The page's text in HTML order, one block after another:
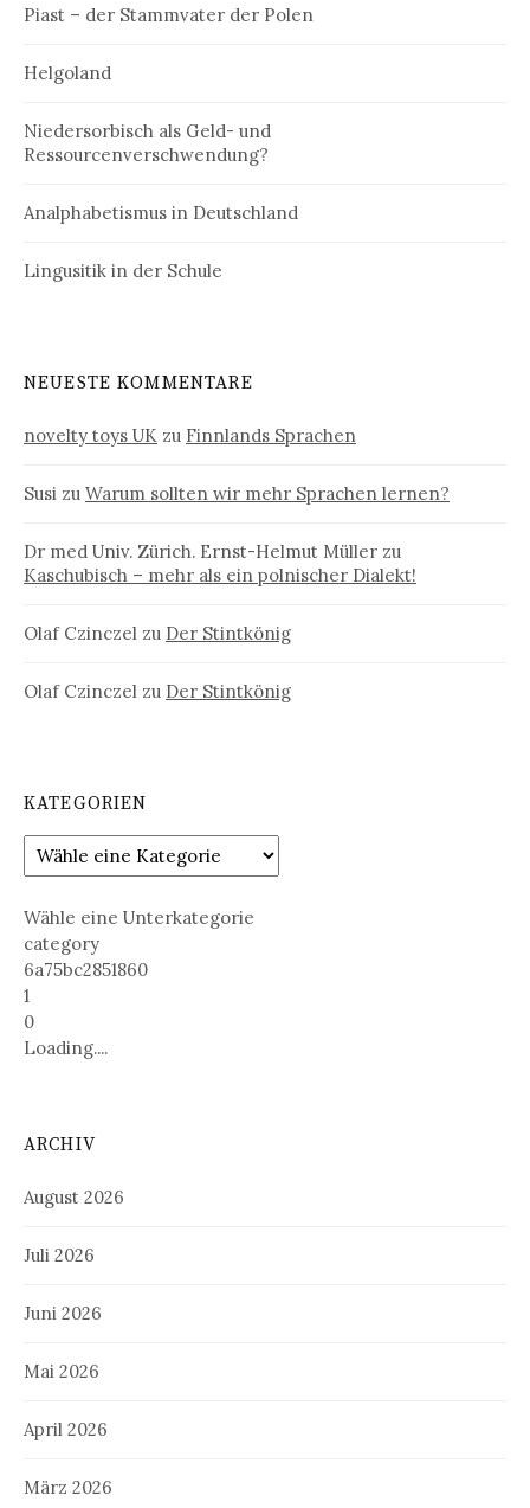
Piast – der Stammvater der Polen
Helgoland
Niedersorbisch als Geld- und
Ressourcenverschwendung?
Analphabetismus in Deutschland
Lingusitik in der Schule
NEUESTE KOMMENTARE
novelty toys UK zu Finnlands Sprachen
Susi zu Warum sollten wir mehr Sprachen lernen?
Dr med Univ. Zürich. Ernst-Helmut Müller zu
Kaschubisch – mehr als ein polnischer Dialekt!
Olaf Czinczel zu Der Stintkönig
Olaf Czinczel zu Der Stintkönig
KATEGORIEN
Wähle eine Unterkategorie
category
6a75bc2851860
1
0
Loading....
ARCHIV
August 2026
Juli 2026
Juni 2026
Mai 2026
April 2026
März 2026